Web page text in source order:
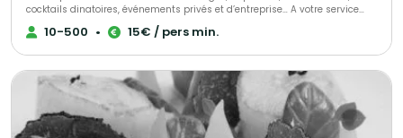
cocktails dinatoires, événements privés et d’entreprise… A votre service
pour la réussite de votre événement Ensemble nous élaborerons une
sélection de votre choix parmi nos assortiments de pièces cocktails, nos
soigné, sur mesure et artisanal. Possibilité de service tout compris
(serveurs professionnels…).
10-500 • 15€ / pers min.